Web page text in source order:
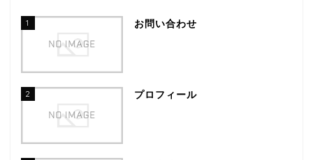
1 お問い合わせ
2 プロフィール